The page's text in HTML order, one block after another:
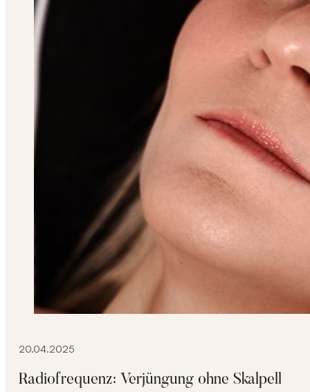
20.04.2025
Radiofrequenz: Verjüngung ohne Skalpell